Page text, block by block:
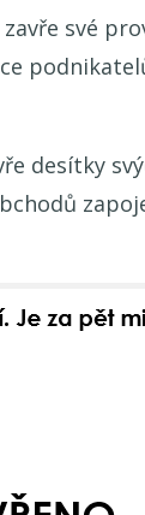
své
desítky